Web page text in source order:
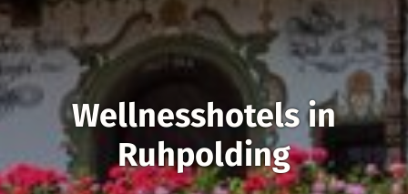
Wellnesshotels in
Ruhpolding